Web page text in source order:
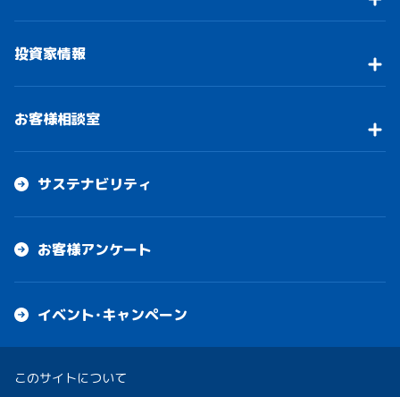
投資家情報
お客様相談室
サステナビリティ
お客様アンケート
イベント・キャンペーン
このサイトについて